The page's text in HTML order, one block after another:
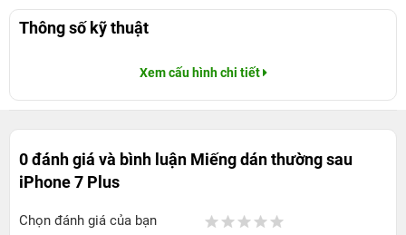
Thông số kỹ thuật
Xem cấu hình chi tiết
0 đánh giá và bình luận Miếng dán thường sau
iPhone 7 Plus
Chọn đánh giá của bạn